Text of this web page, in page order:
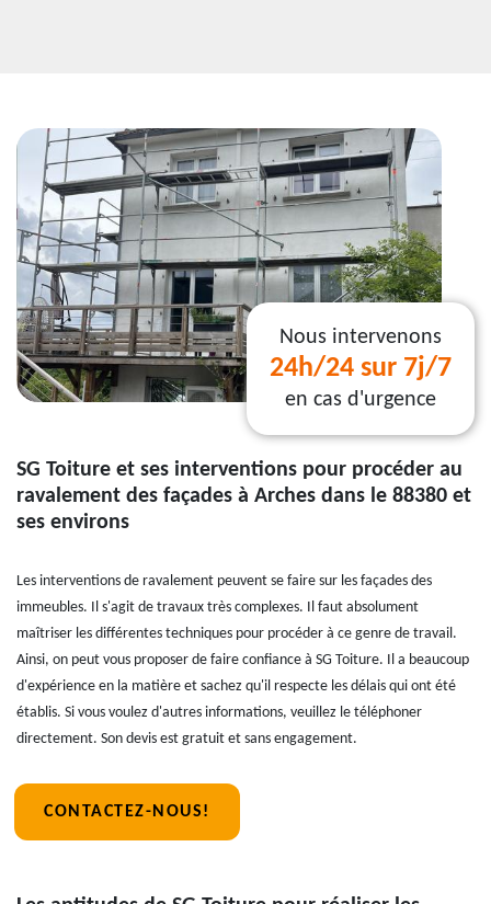
Nous intervenons
24h/24 sur 7j/7
en cas d'urgence
SG Toiture et ses interventions pour procéder au
ravalement des façades à Arches dans le 88380 et
ses environs
Les interventions de ravalement peuvent se faire sur les façades des
immeubles. Il s'agit de travaux très complexes. Il faut absolument
maîtriser les différentes techniques pour procéder à ce genre de travail.
Ainsi, on peut vous proposer de faire confiance à SG Toiture. Il a beaucoup
d'expérience en la matière et sachez qu'il respecte les délais qui ont été
établis. Si vous voulez d'autres informations, veuillez le téléphoner
directement. Son devis est gratuit et sans engagement.
CONTACTEZ-NOUS!